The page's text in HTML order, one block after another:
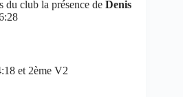
du club la présence de Denis
et 2ème V2